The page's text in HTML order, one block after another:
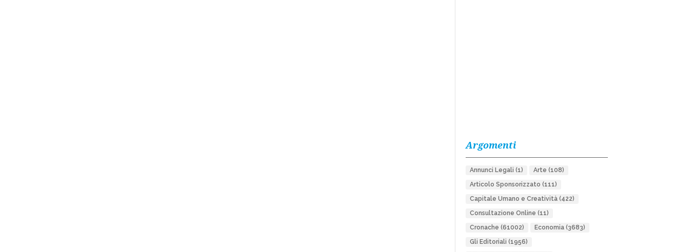
Argomenti
Annunci Legali (1) Arte (108)
Articolo Sponsorizzato (111)
Capitale Umano e Creatività(422)
Consultazione Online (11)
Cronache (61002) Economia(3683)
Gli Editoriali (1956)